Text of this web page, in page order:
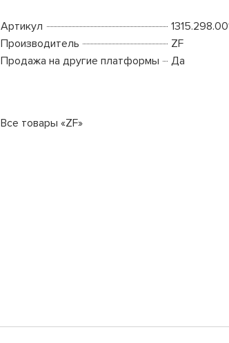
Артикул
Производитель
ZF
Продажа на другие платформы
Да
Все товары «ZF»